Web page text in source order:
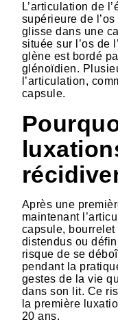
HTML
L’articulation de
supérieure de
glisse dans une
située sur l’os de
glène est bordé
glénoïdien.
l’articulation,
capsule.
Après une
maintenant
capsule,
distendus ou
risque de se
pendant la
gestes de la vie
dans son lit. Ce
la première
20 ans.